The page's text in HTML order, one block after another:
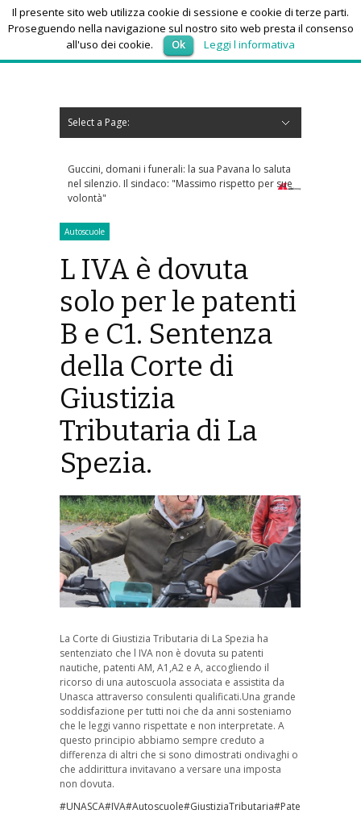
venerdì 7, Agosto 2026
Select a Page:
Guccini, domani i funerali: la sua Pavana lo saluta
nel silenzio. Il sindaco: "Massimo rispetto per sue
volontà"
skipass: ecco
Autoscuole
L IVA è dovuta
solo per le patenti
B e C1. Sentenza
della Corte di
Giustizia
Tributaria di La
Spezia.
La Corte di Giustizia Tributaria di La Spezia ha
sentenziato che l IVA non è dovuta su patenti
nautiche, patenti AM, A1,A2 e A, accogliendo il
ricorso di una autoscuola associata e assistita da
Unasca attraverso consulenti qualificati.Una grande
soddisfazione per tutti noi che da anni sosteniamo
che le leggi vanno rispettate e non interpretate. A
questo principio abbiamo sempre creduto a
differenza di altri che si sono dimostrati ondivaghi o
che addirittura invitavano a versare una imposta
non dovuta.
#UNASCA#IVA#Autoscuole#GiustiziaTributaria#Patenti
Il presente sito web utilizza cookie di sessione e cookie di terze parti.
Proseguendo nella navigazione sul nostro sito web presta il consenso
all'uso dei cookie.
Ok Leggi l informativa